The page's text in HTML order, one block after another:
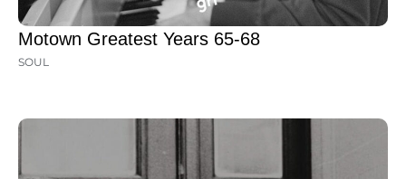
Motown Greatest Years 65-68
SOUL